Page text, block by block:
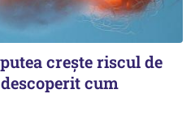
crește riscul de
cum